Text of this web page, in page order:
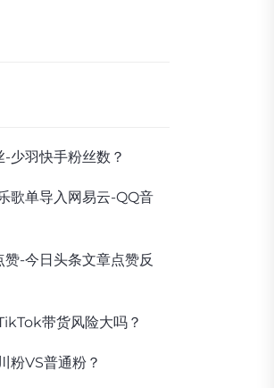
少羽快手粉丝数？
歌单导入网易云-QQ音
-今日头条文章点赞反
带货风险大吗？
粉VS普通粉？